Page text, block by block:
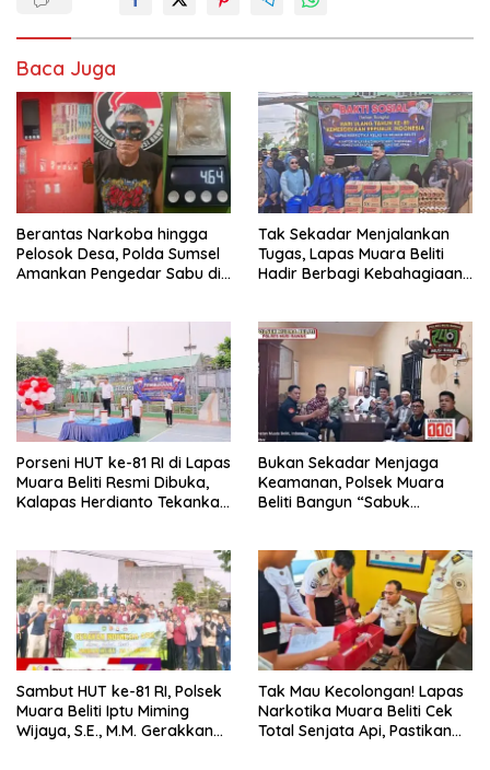
Baca Juga
Berantas Narkoba hingga
Pelosok Desa, Polda Sumsel
Amankan Pengedar Sabu di
Tak Sekadar Menjalankan
Tugas, Lapas Muara Beliti
Hadir Berbagi Kebahagiaan
Porseni HUT ke-81 RI di Lapas
Muara Beliti Resmi Dibuka,
Kalapas Herdianto Tekankan
Bukan Sekadar Menjaga
Keamanan, Polsek Muara
Beliti Bangun “Sabuk
Sambut HUT ke-81 RI, Polsek
Muara Beliti Iptu Miming
Wijaya, S.E., M.M. Gerakkan
Tak Mau Kecolongan! Lapas
Narkotika Muara Beliti Cek
Total Senjata Api, Pastikan